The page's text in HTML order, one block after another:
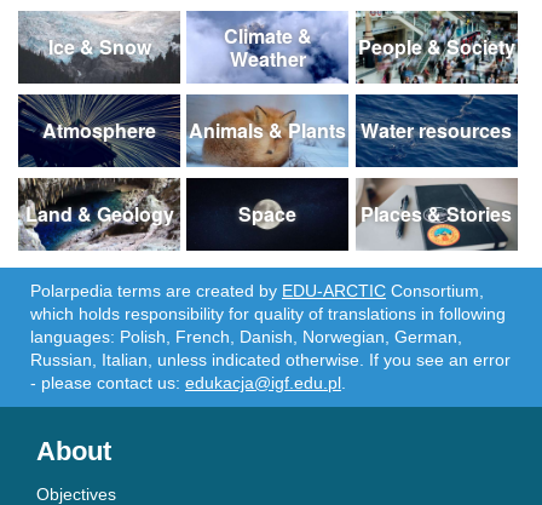
Ice & Snow
Climate &
Weather
People & Society
Atmosphere Animals & Plants Water resources
Land & Geology Space Places & Stories
Polarpedia terms are created by EDU-ARCTIC Consortium,
which holds responsibility for quality of translations in following
languages: Polish, French, Danish, Norwegian, German,
Russian, Italian, unless indicated otherwise. If you see an error
- please contact us: edukacja@igf.edu.pl
About
Objectives